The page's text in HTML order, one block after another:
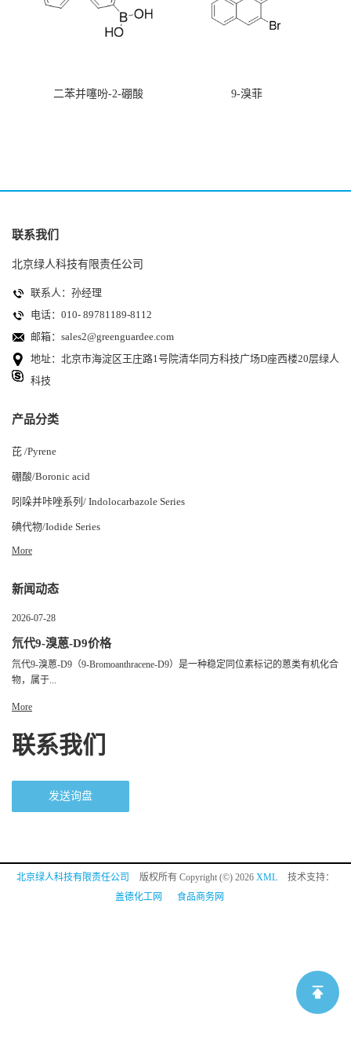
二苯并噻吩-2-硼酸 9-溴菲
联系我们
北京绿人科技有限责任公司
联系人：孙经理
电话：010- 89781189-8112
邮箱： sales2@greenguardee.com
地址：北京市海淀区王庄路1号院清华同方科技广场D座西楼20层绿人
科技
产品分类
芘 /Pyrene
硼酸/Boronic acid
吲哚并咔唑系列/ Indolocarbazole Series
碘代物/Iodide Series
More
新闻动态
2026-07-28
氘代9-溴蒽-D9价格
氘代9-溴蒽-D9（9-Bromoanthracene-D9）是一种稳定同位素标记的蒽类有机化合
物，属于...
More
联系我们
发送询盘
北京绿人科技有限责任公司 版权所有 Copyright (©) 2026 XML
技术支持：
盖德化工网
食品商务网